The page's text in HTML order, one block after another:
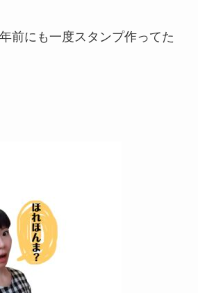
前にも一度スタンプ作ってた